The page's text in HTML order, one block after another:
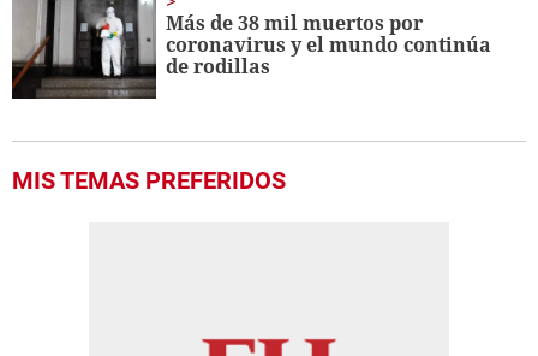
Más de 38 mil muertos por
coronavirus y el mundo continúa
de rodillas
MIS TEMAS PREFERIDOS